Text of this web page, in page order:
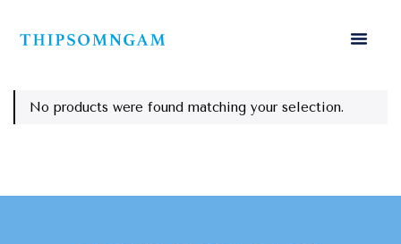
No products were found matching your selection.